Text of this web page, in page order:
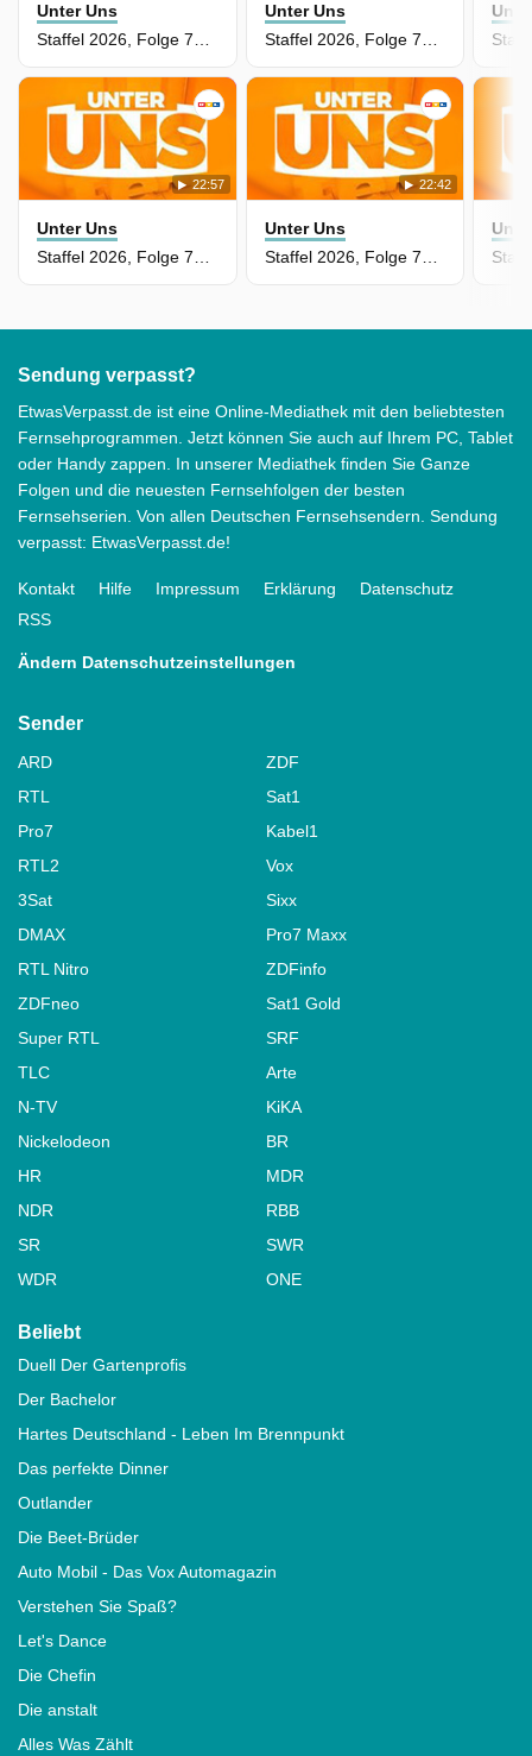
Unter Uns
Staffel 2026, Folge 7863 - Stimme aus der Vergangenheit
Unter Uns
Staffel 2026, Folge 7862 - Erzfeindin oder Partygast
22:57
Unter Uns
22:42
Unter Uns
Sendung verpasst?
EtwasVerpasst.de ist eine Online-Mediathek mit den beliebtesten
Fernsehprogrammen. Jetzt können Sie auch auf Ihrem PC, Tablet
oder Handy zappen. In unserer Mediathek finden Sie Ganze
Folgen und die neuesten Fernsehfolgen der besten
Fernsehserien. Von allen Deutschen Fernsehsendern. Sendung
verpasst: EtwasVerpasst.de!
Kontakt Hilfe Impressum Erklärung
Datenschutz
RSS
Ändern Datenschutzeinstellungen
Sender
ARD
ZDF
RTL
Sat1
Pro7
Kabel1
RTL2
Vox
3Sat
Sixx
DMAX
Pro7 Maxx
RTL Nitro
ZDFinfo
ZDFneo
Sat1 Gold
Super RTL
SRF
TLC
Arte
N-TV
KiKA
Nickelodeon
BR
HR
MDR
NDR
RBB
SR
SWR
WDR
ONE
Beliebt
Duell Der Gartenprofis
Der Bachelor
Hartes Deutschland - Leben Im Brennpunkt
Das perfekte Dinner
Outlander
Die Beet-Brüder
Auto Mobil - Das Vox Automagazin
Verstehen Sie Spaß?
Let's Dance
Die Chefin
Die anstalt
Alles Was Zählt